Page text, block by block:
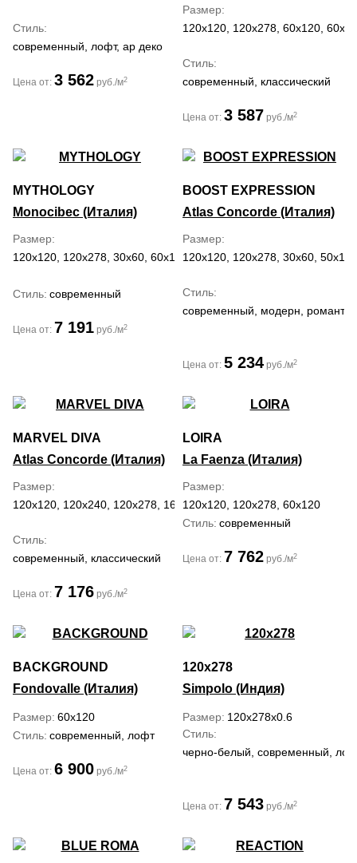
Стиль
современный, лофт, ар деко
Цена от: 3 562 руб./м2
Размер
120x120, 120x278, 60x120,
Стиль
современный, классический
Цена от: 3 587 руб./м2
MYTHOLOGY
Monocibec (Италия)
Размер
120x120, 120x278, 30x60, 60x120, 60x60, 80x80
Стиль современный
Цена от: 7 191 руб./м2
BOOST EXPRESSION
Atlas Concorde (Италия)
Размер
120x120, 120x278, 30x60,
Стиль
современный, модерн,
Цена от: 5 234 руб./м2
MARVEL DIVA
Atlas Concorde (Италия)
Размер
120x120, 120x240, 120x278, 160x320, 50x120, 60x120
Стиль
современный, классический
Цена от: 7 176 руб./м2
LOIRA
La Faenza (Италия)
Размер
120x120, 120x278, 60x120
Стиль современный
Цена от: 7 762 руб./м2
BACKGROUND
Fondovalle (Италия)
Размер 60x120
Стиль современный, лофт
Цена от: 6 900 руб./м2
120x278
Simpolo (Индия)
Размер 120x278x0.6
Стиль
черно-белый, современный,
Цена от: 7 543 руб./м2